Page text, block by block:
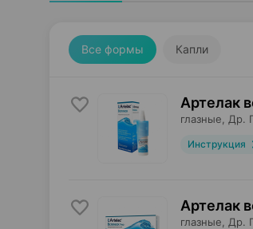
Все формы Капли
Артелак
глазные, Др.
Инструкция
Артелак
глазные, Др.